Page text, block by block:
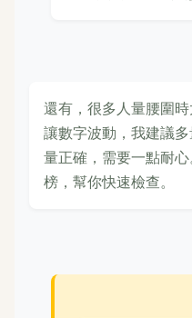
還有，很多人量腰圍
讓數字波動，我建議
量正確，需要一點耐
榜，幫你快速檢查。